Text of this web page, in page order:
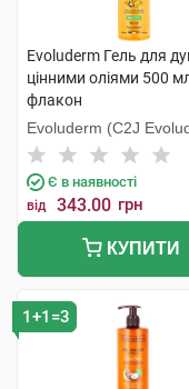
Evoluderm Гель для
цінними оліями 500
флакон
Evoluderm (C2J
Є в наявності
від 343.00 грн
КУПИТИ
1+1=3